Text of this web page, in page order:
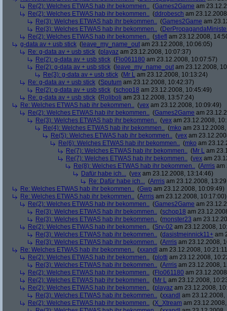
Re(2): Welches ETWAS hab ihr bekommen.. (Games2Game am
Re(2): Welches ETWAS hab ihr bekommen.. (ddrobesch am
Re(3): Welches ETWAS hab ihr bekommen.. (Games2Game am
Re(3): Welches ETWAS hab ihr bekommen.. (
Re(2): Welches ETWAS hab ihr bekommen.. (stiefl am 23.12.2008,
g-data av + usb stick ( leave_my_name_out am 23.12.2008, 10:06:05)
Re: g-data av + usb stick (playaz am 23.12.2008, 10:07:37)
Re(2): g-data av + usb stick (Flo061180 am 23.12.2008, 10:07:57)
Re(2): g-data av + usb stick ( leave_my_name_out am 23.12.2008,
Re(3): g-data av + usb stick (Mr L am 23.12.2008, 10:13:24)
Re: g-data av + usb stick (Sputum am 23.12.2008, 10:42:37)
Re(2): g-data av + usb stick (schop18 am 23.12.2008, 10:45:49)
Re: g-data av + usb stick (Roliboli am 23.12.2008, 13:57:24)
Re: Welches ETWAS hab ihr bekommen.. (vex am 23.12.2008, 10:09:49)
Re(2): Welches ETWAS hab ihr bekommen.. (Games2Game am
Re(3): Welches ETWAS hab ihr bekommen.. (vex am 23.12.2008,
Re(4): Welches ETWAS hab ihr bekommen.. (mko am
Re(5): Welches ETWAS hab ihr bekommen.. (vex am
Re(6): Welches ETWAS hab ihr bekommen.. (mko am
Re(7): Welches ETWAS hab ihr bekommen.. (Mr L am
Re(7): Welches ETWAS hab ihr bekommen.. (vex am
Re(8): Welches ETWAS hab ihr bekommen.. (Arrris am
Dafür habe ich... (vex am 23.12.2008, 13:14:46)
Re: Dafür habe ich... (Arrris am 23.12.2008,
Re: Welches ETWAS hab ihr bekommen.. (Gwp am 23.12.2008, 10:09:49)
Re: Welches ETWAS hab ihr bekommen.. (Arrris am 23.12.2008, 10:17:00)
Re(2): Welches ETWAS hab ihr bekommen.. (Games2Game am
Re(3): Welches ETWAS hab ihr bekommen.. (schop18 am
Re(3): Welches ETWAS hab ihr bekommen.. (monster23 am
Re(2): Welches ETWAS hab ihr bekommen.. (Srv-02 am 23.12.2008,
Re(3): Welches ETWAS hab ihr bekommen.. (dasistmeinnick11+ am
Re(3): Welches ETWAS hab ihr bekommen.. (Arrris am 23.12.2008,
Re: Welches ETWAS hab ihr bekommen.. (xxandl am 23.12.2008,
Re(2): Welches ETWAS hab ihr bekommen.. (plotti am 23.12.2008,
Re(3): Welches ETWAS hab ihr bekommen.. (Arrris am 23.12.2008,
Re(2): Welches ETWAS hab ihr bekommen.. (Flo061180 am
Re(2): Welches ETWAS hab ihr bekommen.. (Mr L am 23.12.2008,
Re(2): Welches ETWAS hab ihr bekommen.. (playaz am 23.12.2008,
Re(3): Welches ETWAS hab ihr bekommen.. (xxandl am 23.12.2008,
Re(2): Welches ETWAS hab ihr bekommen.. (X_Xtream am